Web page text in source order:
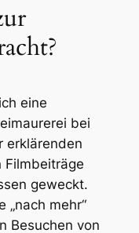
eine
bei
erklärenden
Filmbeiträge
geweckt.
„nach mehr“
Besuchen von